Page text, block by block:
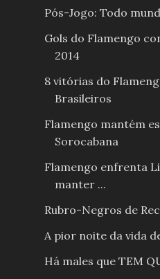
Pós-Jogo: Todo
Gols do Flamengo
2014
8 vitórias do
Brasileiros
Flamengo mantém
Sorocabana
Flamengo enfrenta
manter ...
Rubro-Negros de
A pior noite da vida
Há males que TEM